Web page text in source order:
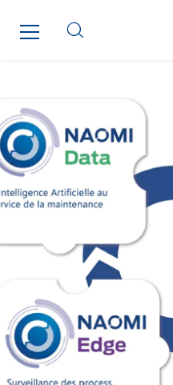
Kellal Maintenance
Lefort Francheteau
Lesens EREA
Lesot
Lucitea Atlantique
Manei Lift
Masselin Fabrication
Masselin Grand Ouest
Merelec
Mobility Way
Monnier Entreprises